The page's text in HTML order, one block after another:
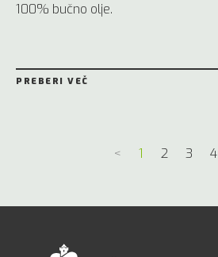
100% bučno olje.
PREBERI VEČ
< 1 2 3 4